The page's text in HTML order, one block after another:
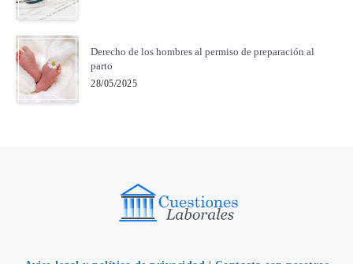
Derecho de los hombres al permiso de preparación al
parto
28/05/2025